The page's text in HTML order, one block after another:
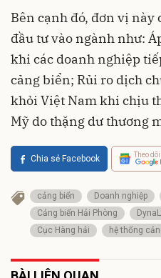
Bên cạnh đó, đơn vị
đầu tư vào ngành như:
khi các doanh nghiệp
cảng biển; Rủi ro dịch
khỏi Việt Nam khi chịu
Mỹ do thặng dư thương
Chia sẻ Facebook Theo
cảng biển Doanh nghiệp
Cảng biển Hải Phòng
Cục Hàng hải
hệ thống